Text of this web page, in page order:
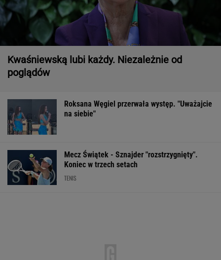
Kwaśniewską lubi każdy. Niezależnie od
poglądów
Roksana Węgiel przerwała występ. "Uważajcie
na siebie"
Mecz Świątek - Sznajder "rozstrzygnięty".
Koniec w trzech setach
TENIS